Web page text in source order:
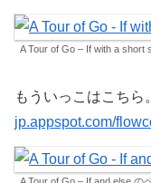
A Tour of Go – If with a short
もういっこはこちら
jp.appspot.com/
A Tour of Go – If and else の